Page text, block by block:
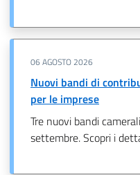
06 AGOSTO 2026
Nuovi bandi di
per le imprese
Tre nuovi bandi
settembre. Scopri i